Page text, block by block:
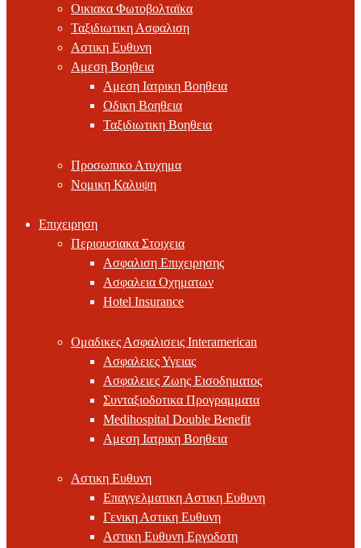
Οικιακα Φωτοβολταϊκα
Ταξιδιωτικη Ασφαλιση
Αστικη Ευθυνη
Αμεση Βοηθεια
Αμεση Ιατρικη Βοηθεια
Οδικη Βοηθεια
Ταξιδιωτικη Βοηθεια
Προσωπικο Ατυχημα
Νομικη Καλυψη
Επιχειρηση
Περιουσιακα Στοιχεια
Ασφαλιση Επιχειρησης
Ασφαλεια Οχηματων
Hotel Insurance
Ομαδικες Ασφαλισεις Interamerican
Ασφαλειες Υγειας
Ασφαλειες Ζωης Εισοδηματος
Συνταξιοδοτικα Προγραμματα
Medihospital Double Benefit
Αμεση Ιατρικη Βοηθεια
Αστικη Ευθυνη
Επαγγελματικη Αστικη Ευθυνη
Γενικη Αστικη Ευθυνη
Αστικη Ευθυνη Εργοδοτη